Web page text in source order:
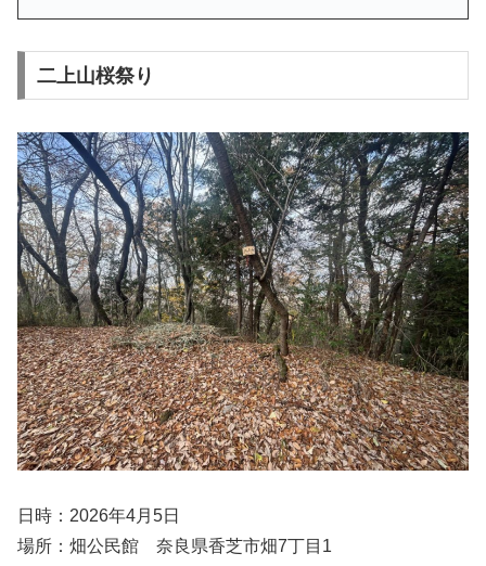
二上山桜祭り
日時：2026年4月5日
場所：畑公民館 奈良県香芝市畑7丁目1